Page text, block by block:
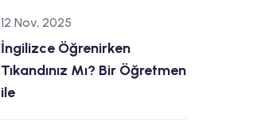
12 Nov, 2025
İngilizce Öğrenirken
Tıkandınız Mı? Bir Öğretmen
ile